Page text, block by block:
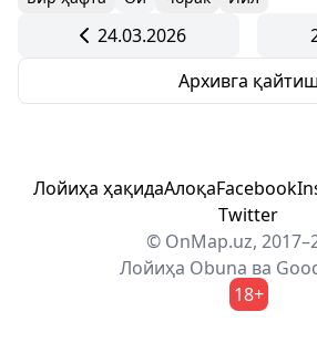
24.03.2026
Архивга қайтиш
Лойиҳа ҳақидаАлоқаFacebook
Twitter
© OnMap.uz,
Лойиҳа Obuna ва
18+